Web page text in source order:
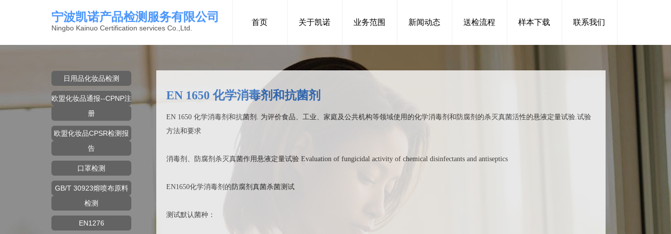
首页 关于凯诺 业务范围 新闻动态 送检流程 样本下载 联系我们
宁波凯诺产品检测服务有限公司
Ningbo Kainuo Certification services Co.,Ltd.
日用品化妆品检测
欧盟化妆品通报--CPNP注
册
欧盟化妆品CPSR检测报
告
口罩检测
GB/T 30923熔喷布原料
检测
EN1276
EN 1650 化学消毒剂和抗菌剂
EN 1650 化学消毒剂和抗菌剂. 为评价食品、工业、家庭及公共机构等领域使用的化学消毒剂和防腐剂的杀灭真菌活性的悬液定量试验.试验
方法和要求
消毒剂、防腐剂杀灭真菌作用悬液定量试验 Evaluation of fungicidal activity of chemical disinfectants and antiseptics
EN1650化学消毒剂的防腐剂真菌杀菌测试
测试默认菌种：